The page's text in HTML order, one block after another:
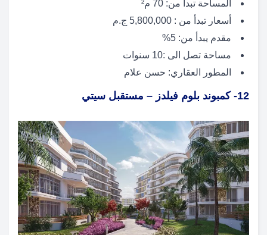
المساحة تبدأ من: 70 م²
أسعار تبدأ من : 5,800,000 ج.م
مقدم يبدأ من: 5%
مساحة تصل الى :10 سنوات
المطور العقاري: حسن علام
12- كمبوند بلوم فيلدز – مستقبل سيتي